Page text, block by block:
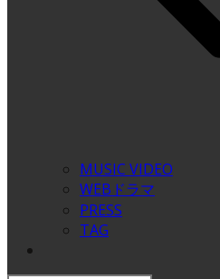
MUSIC VIDEO
WEBドラマ
PRESS
TAG